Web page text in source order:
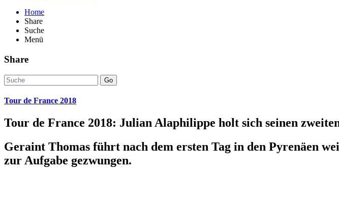
Home
Share
Suche
Menü
Share
Go
Tour de France 2018
Tour de France 2018: Julian Alaphilippe holt sich seinen
Geraint Thomas führt nach dem ersten Tag in den Pyrenäen
zur Aufgabe gezwungen.